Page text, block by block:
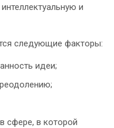
и
следующие факторы:
идеи;
сфере, в которой